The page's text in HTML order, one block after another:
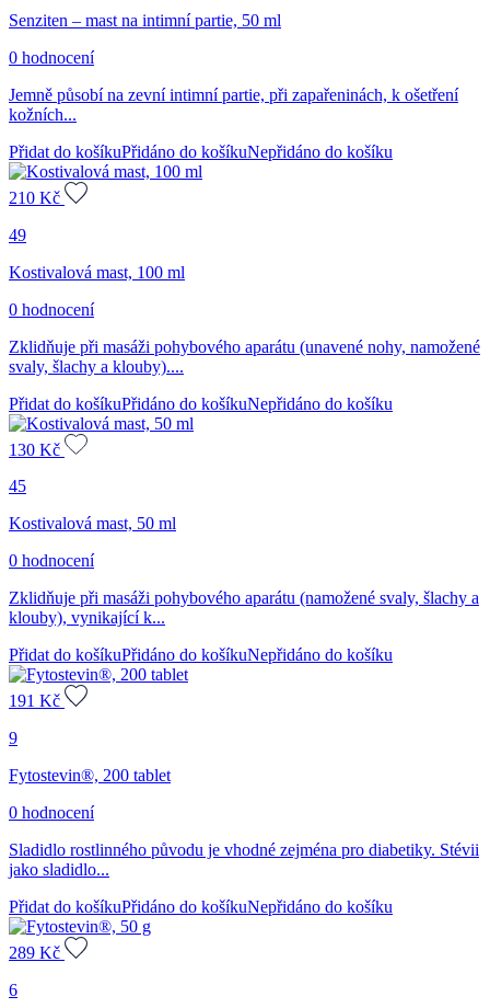
Senziten – mast na intimní partie, 50 ml
0 hodnocení
Jemně působí na zevní intimní partie, při zapařeninách, k ošetření
kožních...
Přidat do košíkuPřidáno do košíkuNepřidáno do košíku
210 Kč
49
Kostivalová mast, 100 ml
0 hodnocení
Zklidňuje při masáži pohybového aparátu (unavené nohy, namožené
svaly, šlachy a klouby)....
Přidat do košíkuPřidáno do košíkuNepřidáno do košíku
130 Kč
45
Kostivalová mast, 50 ml
0 hodnocení
Zklidňuje při masáži pohybového aparátu (namožené svaly, šlachy a
klouby), vynikající k...
Přidat do košíkuPřidáno do košíkuNepřidáno do košíku
191 Kč
9
Fytostevin®, 200 tablet
0 hodnocení
Sladidlo rostlinného původu je vhodné zejména pro diabetiky. Stévii
jako sladidlo...
Přidat do košíkuPřidáno do košíkuNepřidáno do košíku
289 Kč
6